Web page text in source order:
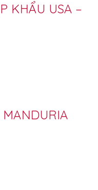
KHẨU USA –